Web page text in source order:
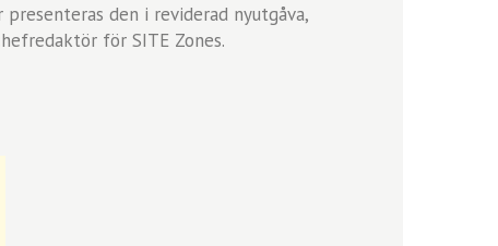
den i reviderad nyutgåva,
för SITE Zones.